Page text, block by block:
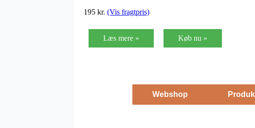
195 kr. (Vis fragtpris)
Læs mere » Køb nu »
Webshop